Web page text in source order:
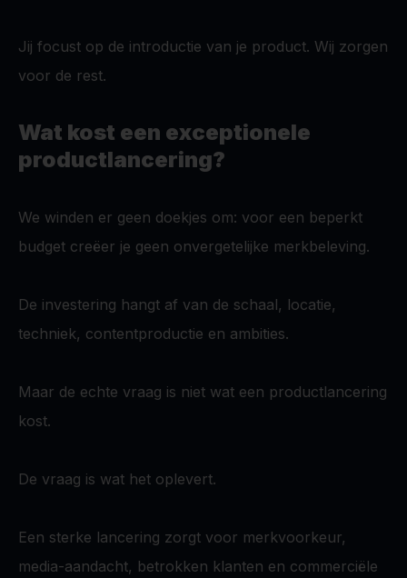
Jij focust op de introductie van je product. Wij zorgen
voor de rest.
Wat kost een exceptionele
productlancering?
We winden er geen doekjes om: voor een beperkt
budget creëer je geen onvergetelijke merkbeleving.
De investering hangt af van de schaal, locatie,
techniek, contentproductie en ambities.
Maar de echte vraag is niet wat een productlancering
kost.
De vraag is wat het oplevert.
Een sterke lancering zorgt voor merkvoorkeur,
media-aandacht, betrokken klanten en commerciële